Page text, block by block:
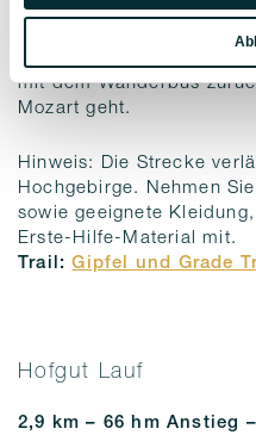
Statistiken
vorbei an Saukarfunktel
Ab hier brennen die
mit dem Wanderbus
Mozart geht.
Hinweis: Die Strecke
Hochgebirge. Nehmen
sowie geeignete
Erste-Hilfe-Material mit.
Trail:Gipfel und Grade
Hofgut Lauf
2,9 km – 66 hm Anstieg